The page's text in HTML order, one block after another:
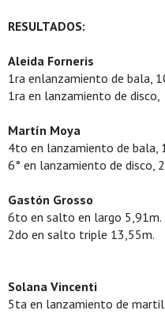
RESULTADOS:
Aleida Forneris
1ra enlanzamiento de bala,
1ra en lanzamiento de
Martín Moya
4to en lanzamiento de bala,
6° en lanzamiento de disco,
Gastón Grosso
6to en salto en largo 5,91m.
2do en salto triple 13,55m.
Solana Vincenti
5ta en lanzamiento de